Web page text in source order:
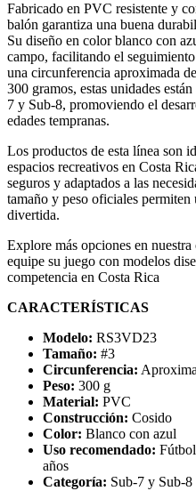
Fabricado en PVC resistente y
balón garantiza una buena
Su diseño en color blanco con
campo, facilitando el
una circunferencia aproximada
300 gramos, estas unidades
7 y Sub-8, promoviendo el
edades tempranas.
Los productos de esta línea son
espacios recreativos en Costa
seguros y adaptados a las
tamaño y peso oficiales
divertida.
Explore más opciones en nuestra
equipe su juego con modelos
competencia en Costa Rica
CARACTERÍSTICAS
Modelo: RS3VD23
Tamaño: #3
Circunferencia:
Peso: 300 g
Material: PVC
Construcción: Cosido
Color: Blanco con azul
Uso recomendado:
años
Categoría: Sub-7 y Sub-8